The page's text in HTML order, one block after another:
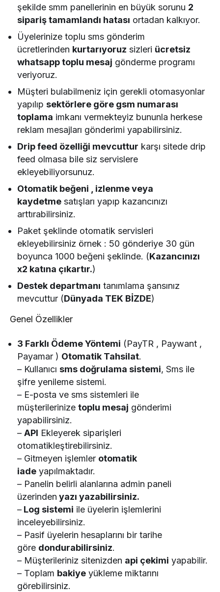
şekilde smm panellerinin en büyük sorunu 2
sipariş tamamlandı hatası ortadan kalkıyor.
Üyelerinize toplu sms gönderim
ücretlerinden kurtarıyoruz sizleri ücretsiz
whatsapp toplu mesaj gönderme programı
veriyoruz.
Müşteri bulabilmeniz için gerekli otomasyonlar
yapılıpsektörlere göre gsm numarası
toplama imkanı vermekteyiz bununla herkese
reklam mesajları gönderimi yapabilirsiniz.
Drip feed özelliği mevcuttur karşı sitede drip
feed olmasa bile siz servislere
ekleyebiliyorsunuz.
Otomatik beğeni , izlenme veya
kaydetme satışları yapıp kazancınızı
arttırabilirsiniz.
Paket şeklinde otomatik servisleri
ekleyebilirsiniz örnek : 50 gönderiye 30 gün
boyunca 1000 beğeni şeklinde. (Kazancınızı
x2 katına çıkartır.)
Destek departmanı tanımlama şansınız
mevcuttur (Dünyada TEK BİZDE)
Genel Özellikler
3 Farklı Ödeme Yöntemi (PayTR , Paywant ,
Payamar ) Otomatik Tahsilat.
– Kullanıcısms doğrulama sistemi, Sms ile
şifre yenileme sistemi.
– E-posta ve sms sistemleri ile
müşterilerinizetoplu mesaj gönderimi
yapabilirsiniz.
–API Ekleyerek siparişleri
otomatikleştirebilirsiniz.
– Gitmeyen işlemler otomatik
iade yapılmaktadır.
– Panelin belirli alanlarına admin paneli
üzerinden yazı yazabilirsiniz.
– Log sistemi ile üyelerin işlemlerini
inceleyebilirsiniz.
– Pasif üyelerin hesaplarını bir tarihe
göre dondurabilirsiniz.
– Müşterileriniz sitenizden api çekimi yapabilir.
– Toplam bakiye yükleme miktarını
görebilirsiniz.